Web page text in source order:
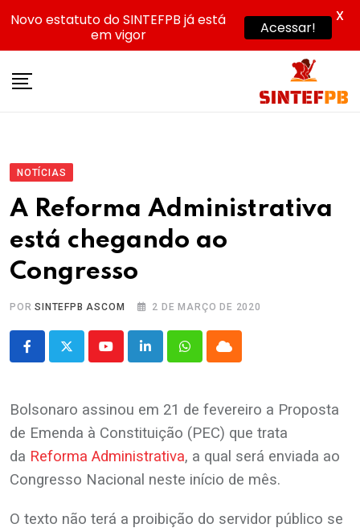
NOTÍCIAS
A Reforma Administrativa
está chegando ao
Congresso
PORSINTEFPB ASCOM 2 DE MARÇO DE 2020
YoutubeLinkedInWhatsappCloud
Bolsonaro assinou em 21 de fevereiro a Proposta
de Emenda à Constituição (PEC) que trata
da Reforma Administrativa, a qual será enviada ao
Congresso Nacional neste início de mês.
O texto não terá a proibição do servidor público se
Novo estatuto do SINTEFPB já está
em vigor
Acessar!
X